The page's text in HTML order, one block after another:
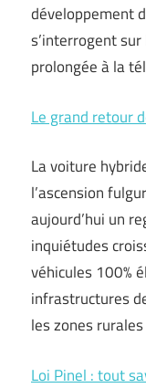
développement
s’interrogent sur
prolongée à la
Le grand retour
La voiture
l’ascension
aujourd’hui un
inquiétudes
véhicules 100%
infrastructures
les zones
Loi Pinel : tout